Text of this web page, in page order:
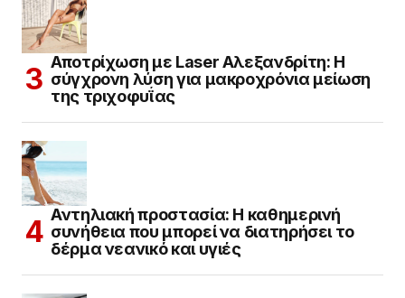
Αποτρίχωση με Laser Αλεξανδρίτη: Η
σύγχρονη λύση για μακροχρόνια μείωση
της τριχοφυΐας
Αντηλιακή προστασία: Η καθημερινή
συνήθεια που μπορεί να διατηρήσει το
δέρμα νεανικό και υγιές